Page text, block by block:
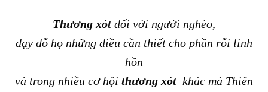
Thương xót đối với người nghèo,
dạy dỗ họ những điều cần thiết cho phần rỗi linh
hồn
và trong nhiều cơ hội thương xót khác mà Thiên